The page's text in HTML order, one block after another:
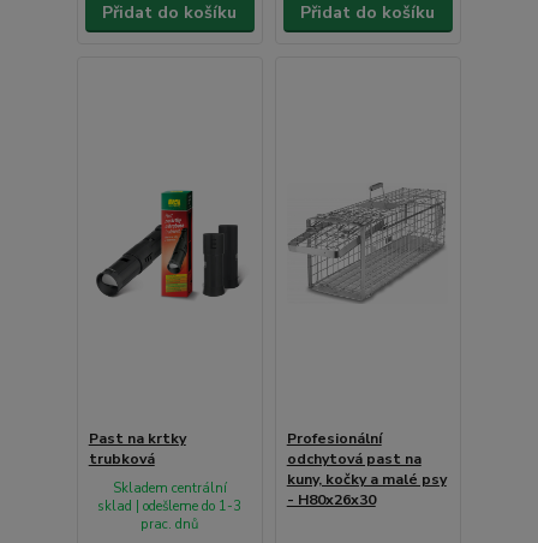
Přidat do košíku Přidat do košíku
Past na krtky
trubková
Skladem centrální
sklad | odešleme do 1-3
prac. dnů
Profesionální
odchytová past na
kuny, kočky a malé psy
- H80x26x30